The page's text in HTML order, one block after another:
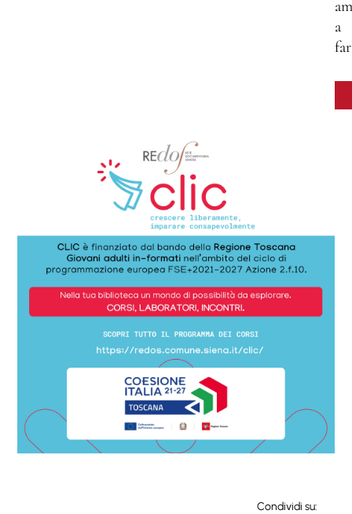
a
Condividi su: